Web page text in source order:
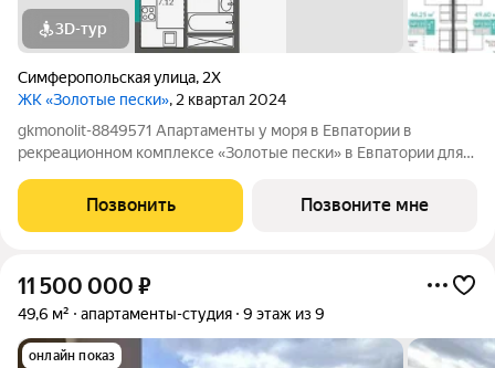
3D-тур
Симферопольская улица, 2Х
ЖК «Золотые пески», 2 квартал 2024
gkmonolit-8849571 Апартаменты у моря в Евпатории в
рекреационном комплексе «Золотые пески» в Евпатории для
ОГРАНИЧЕНО! Ввод в эксплуатацию - II кв. 2027 О
КОМПЛЕКСЕ. Комплекс апартаментов «Золотые пески» -
Позвонить Позвоните мне
11 500 000 ₽
49,6 м² апартаменты-студия 9 этаж из 9
онлайн показ